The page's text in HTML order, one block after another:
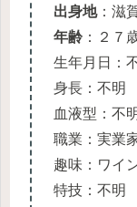
出身地：滋
年齢 ：２７
生年月日：
身長：不明
血液型：不
職業：実業
趣味：ワイ
特技：不明